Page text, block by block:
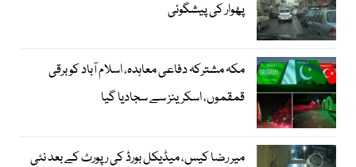
پھوار کی پیشگوئی
مکہ مشترکہ دفاعی معاہدہ، اسلام آباد کو برقی
قمقموں، اسکرینز سے سجادیا گیا
میر رضا کیس، میڈیکل بورڈ کی رپورٹ کے بعد نئی